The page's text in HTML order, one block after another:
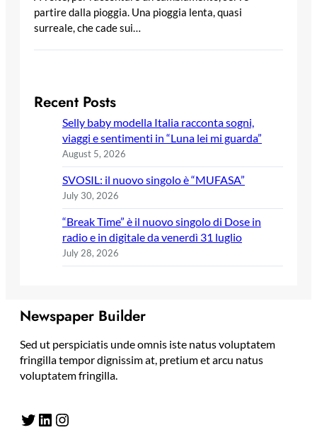
partire dalla pioggia. Una pioggia lenta, quasi
surreale, che cade sui…
Recent Posts
Selly baby modella Italia racconta sogni,
viaggi e sentimenti in “Luna lei mi guarda”
August 5, 2026
SVOSIL: il nuovo singolo è “MUFASA”
July 30, 2026
“Break Time” è il nuovo singolo di Dose in
radio e in digitale da venerdì 31 luglio
July 28, 2026
Newspaper Builder
Sed ut perspiciatis unde omnis iste natus voluptatem
fringilla tempor dignissim at, pretium et arcu natus
voluptatem fringilla.
Twitter LinkedIn Instagram